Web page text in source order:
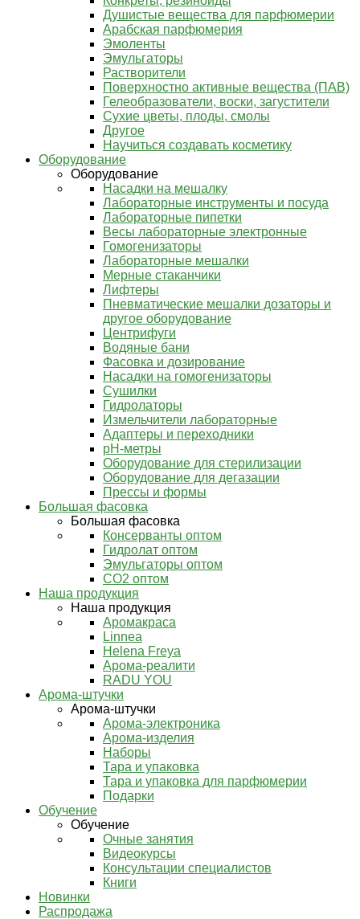
Душистые вещества для парфюмерии
Арабская парфюмерия
Эмоленты
Эмульгаторы
Растворители
Поверхностно активные вещества (ПАВ)
Гелеобразователи, воски, загустители
Сухие цветы, плоды, смолы
Другое
Научиться создавать косметику
Оборудование
Оборудование
Насадки на мешалку
Лабораторные инструменты и посуда
Лабораторные пипетки
Весы лабораторные электронные
Гомогенизаторы
Лабораторные мешалки
Мерные стаканчики
Лифтеры
Пневматические мешалки дозаторы и
другое оборудование
Центрифуги
Водяные бани
Фасовка и дозирование
Насадки на гомогенизаторы
Сушилки
Гидролаторы
Измельчители лабораторные
Адаптеры и переходники
pH-метры
Оборудование для стерилизации
Оборудование для дегазации
Прессы и формы
Большая фасовка
Большая фасовка
Консерванты оптом
Гидролат оптом
Эмульгаторы оптом
СО2 оптом
Наша продукция
Наша продукция
Аромакраса
Linnea
Helena Freya
Арома-реалити
RADU YOU
Арома-штучки
Арома-штучки
Арома-электроника
Арома-изделия
Наборы
Тара и упаковка
Тара и упаковка для парфюмерии
Подарки
Обучение
Обучение
Очные занятия
Видеокурсы
Консультации специалистов
Книги
Новинки
Распродажа